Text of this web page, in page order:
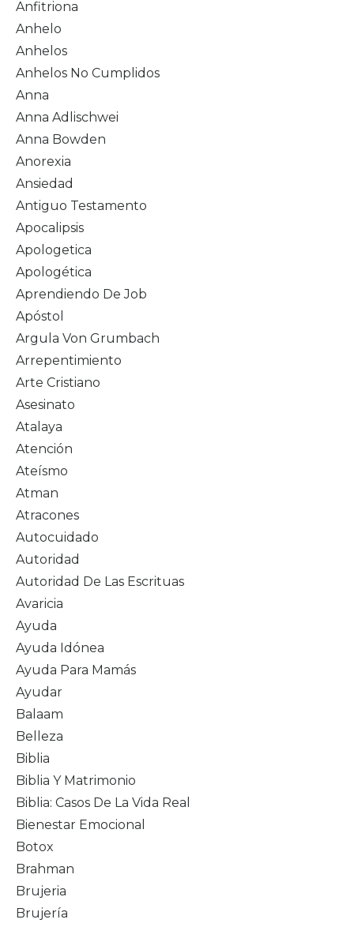
Anfitriona
Anhelo
Anhelos
Anhelos No Cumplidos
Anna
Anna Adlischwei
Anna Bowden
Anorexia
Ansiedad
Antiguo Testamento
Apocalipsis
Apologetica
Apologética
Aprendiendo De Job
Apóstol
Argula Von Grumbach
Arrepentimiento
Arte Cristiano
Asesinato
Atalaya
Atención
Ateísmo
Atman
Atracones
Autocuidado
Autoridad
Autoridad De Las Escrituas
Avaricia
Ayuda
Ayuda Idónea
Ayuda Para Mamás
Ayudar
Balaam
Belleza
Biblia
Biblia Y Matrimonio
Biblia: Casos De La Vida Real
Bienestar Emocional
Botox
Brahman
Brujeria
Brujería